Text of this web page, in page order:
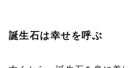
誕生石は幸せを呼ぶ